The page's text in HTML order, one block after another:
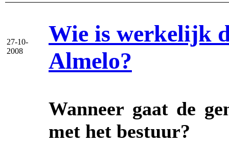
27-10-
2008
Wie is werkelijk
Almelo?
Wanneer gaat de
met het bestuur?